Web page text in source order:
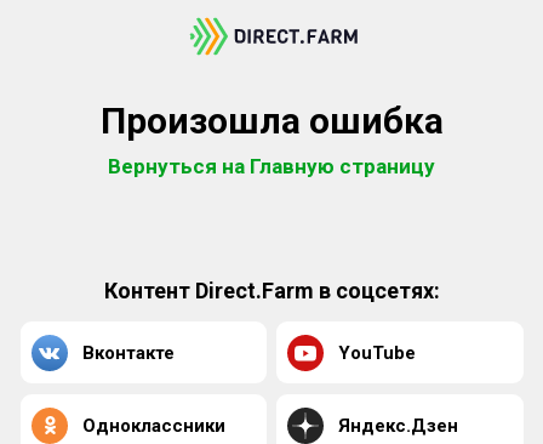
Произошла ошибка
Вернуться на Главную страницу
Контент Direct.Farm в соцсетях:
Вконтакте YouTube
Одноклассники Яндекс.Дзен